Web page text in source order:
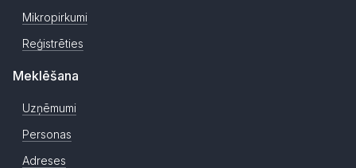
Mikropirkumi
Reģistrēties
Meklēšana
Uzņēmumi
Personas
Adreses